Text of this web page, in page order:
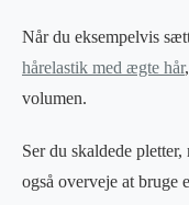
Når du eksempelvis
hårelastik med ægte hår
volumen.
Ser du skaldede
også overveje at bruge